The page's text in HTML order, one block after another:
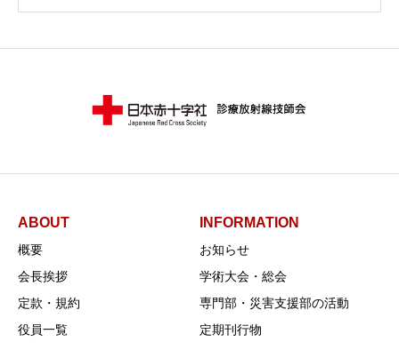
ABOUT
概要
会長挨拶
定款・規約
役員一覧
INFORMATION
お知らせ
学術大会・総会
専門部・災害支援部の活動
定期刊行物